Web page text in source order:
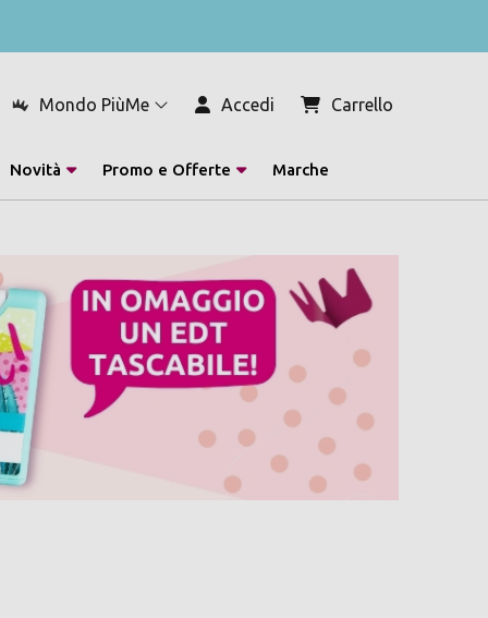
Mondo PiùMe Accedi Carrello
Novità Promo e Offerte Marche